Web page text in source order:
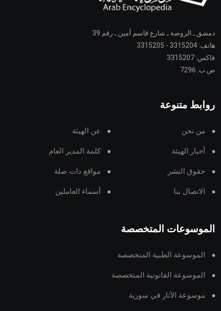
دمشق ـ الروضة ـ شارع قاسم أمين ـ رقم 39
هاتف: 3315204 - 3315205
فاكس: 3315207
ص.ب: 7296
روابط متنوعة
من نحن عن الهيئة
أخبار الهيئة كلمة المدير العام
حقوق النشر مواقع ذات صلة
الاتصال بنا أسماء العاملين
الموسوعات المتخصصة
الموسوعة الطبية المتخصصة
الموسوعة القانونية المتخصصة
موسوعة الآثار في سورية